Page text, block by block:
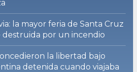
la mayor feria de Santa Cruz
destruida por un incendio
la libertad bajo
detenida cuando viajaba